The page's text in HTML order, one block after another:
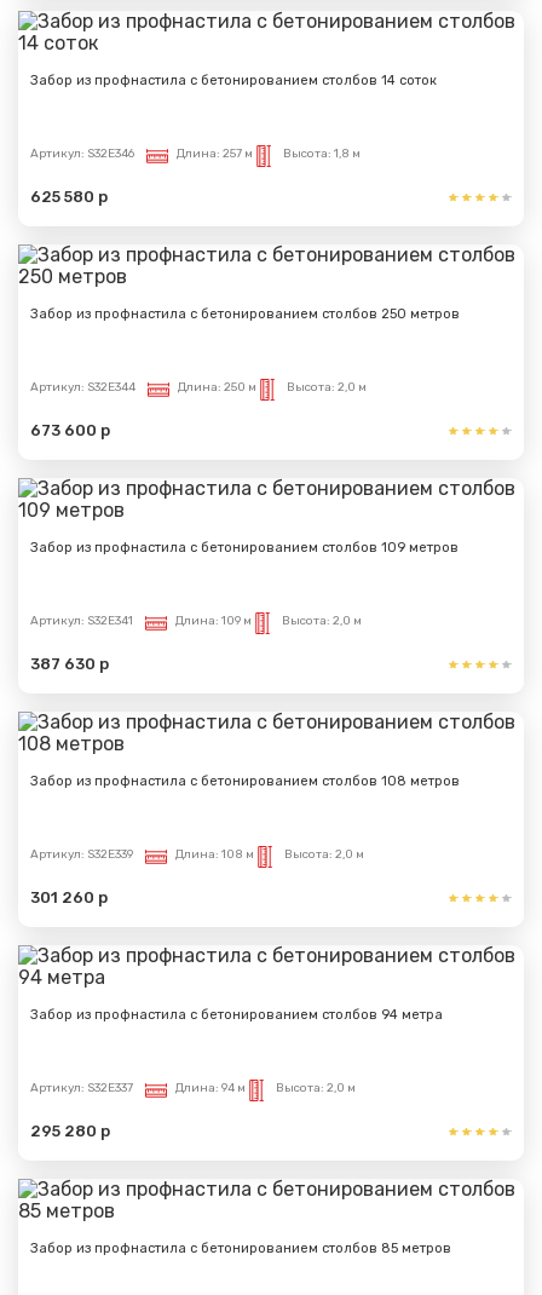
Забор из профнастила с бетонированием столбов 14 соток
Артикул: S32E346 Длина: 257 м Высота: 1,8 м
625 580 р
Забор из профнастила с бетонированием столбов 250 метров
Артикул: S32E344 Длина: 250 м Высота: 2,0 м
673 600 р
Забор из профнастила с бетонированием столбов 109 метров
Артикул: S32E341 Длина: 109 м Высота: 2,0 м
387 630 р
Забор из профнастила с бетонированием столбов 108 метров
Артикул: S32E339 Длина: 108 м Высота: 2,0 м
301 260 р
Забор из профнастила с бетонированием столбов 94 метра
Артикул: S32E337 Длина: 94 м Высота: 2,0 м
295 280 р
Забор из профнастила с бетонированием столбов 85 метров